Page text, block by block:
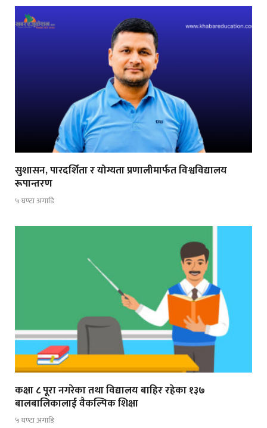
सुशासन, पारदर्शिता र योग्यता प्रणालीमार्फत विश्वविद्यालय
रूपान्तरण
५ घण्टा अगाडि
कक्षा ८ पूरा नगरेका तथा विद्यालय बाहिर रहेका १३७
बालबालिकालाई वैकल्पिक शिक्षा
५ घण्टा अगाडि